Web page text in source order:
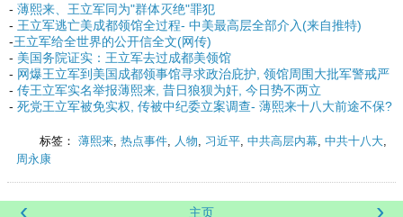
- 薄熙来、王立军同为"群体灭绝"罪犯
- 王立军逃亡美成都领馆全过程- 中美最高层全部介入(来自推特)
-王立军给全世界的公开信全文(网传)
- 美国务院证实：王立军去过成都美领馆
- 网爆王立军到美国成都领事馆寻求政治庇护, 领馆周围大批军警戒严
- 传王立军实名举报薄熙来, 昔日狼狈为奸, 今日势不两立
- 死党王立军被免实权, 传被中纪委立案调查- 薄熙来十八大前途不保?
标签： 薄熙来 热点事件 人物 习近平 中共高层内幕 中共十八大
周永康
‹ ›
主页